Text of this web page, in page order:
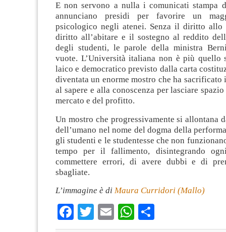
E non servono a nulla i comunicati stampa
annunciano presidi per favorire un
psicologico negli atenei. Senza il diritto allo
diritto all’abitare e il sostegno al reddito
degli studenti, le parole della ministra
vuote. L’Università italiana non è più quello
laico e democratico previsto dalla carta
diventata un enorme mostro che ha sacrificato
al sapere e alla conoscenza per lasciare
mercato e del profitto.
Un mostro che progressivamente si allontana
dell’umano nel nome del dogma della
gli studenti e le studentesse che non
tempo per il fallimento, disintegrando
commettere errori, di avere dubbi e di
sbagliate.
L’immagine è di Maura Curridori (Mallo)
Facebook
TwitterEmailWhatsApp